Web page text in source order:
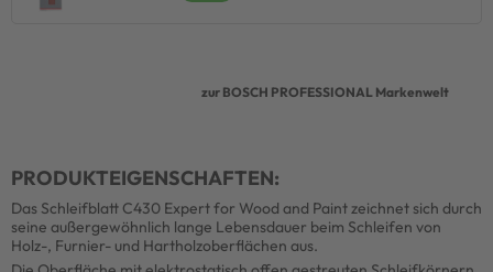
zur BOSCH PROFESSIONAL Markenwelt
PRODUKTEIGENSCHAFTEN:
Das Schleifblatt C430 Expert for Wood and Paint zeichnet sich durch
seine außergewöhnlich lange Lebensdauer beim Schleifen von
Holz-, Furnier- und Hartholzoberflächen aus.